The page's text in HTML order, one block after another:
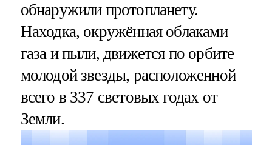
обнаружили протопланету.
Находка, окружённая облаками
газа и пыли, движется по орбите
молодой звезды, расположенной
всего в 337 световых годах от
Земли.